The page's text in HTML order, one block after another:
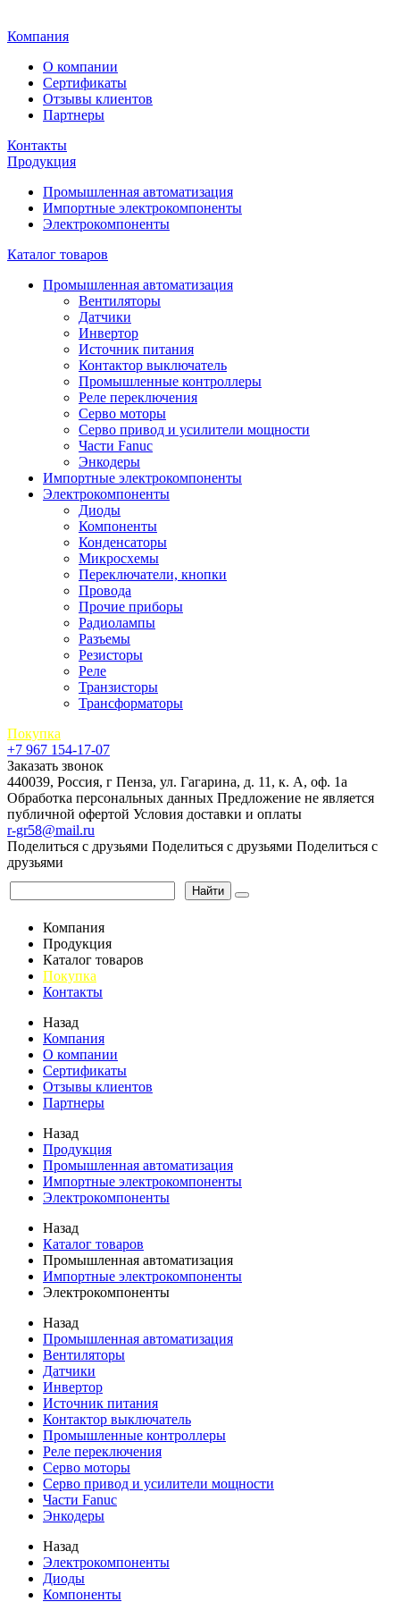
Компания
О компании
Сертификаты
Отзывы клиентов
Партнеры
Контакты
Продукция
Промышленная автоматизация
Импортные электрокомпоненты
Электрокомпоненты
Каталог товаров
Промышленная автоматизация
Вентиляторы
Датчики
Инвертор
Источник питания
Контактор выключатель
Промышленные контроллеры
Реле переключения
Серво моторы
Серво привод и усилители мощности
Части Fanuc
Энкодеры
Импортные электрокомпоненты
Электрокомпоненты
Диоды
Компоненты
Конденсаторы
Микросхемы
Переключатели, кнопки
Провода
Прочие приборы
Радиолампы
Разъемы
Резисторы
Реле
Транзисторы
Трансформаторы
Покупка
+7 967 154-17-07
Заказать звонок
440039, Россия, г Пенза, ул. Гагарина, д. 11, к. А, оф. 1а
Обработка персональных данных Предложение не является
публичной офертой Условия доставки и оплаты
r-gr58@mail.ru
Поделиться с друзьями Поделиться с друзьями Поделиться с
друзьями
Найти
Компания
Продукция
Каталог товаров
Покупка
Контакты
Назад
Компания
О компании
Сертификаты
Отзывы клиентов
Партнеры
Назад
Продукция
Промышленная автоматизация
Импортные электрокомпоненты
Электрокомпоненты
Назад
Каталог товаров
Промышленная автоматизация
Импортные электрокомпоненты
Электрокомпоненты
Назад
Промышленная автоматизация
Вентиляторы
Датчики
Инвертор
Источник питания
Контактор выключатель
Промышленные контроллеры
Реле переключения
Серво моторы
Серво привод и усилители мощности
Части Fanuc
Энкодеры
Назад
Электрокомпоненты
Диоды
Компоненты